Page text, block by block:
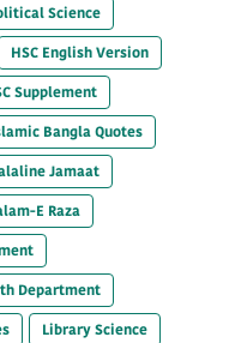
Science
HSC English Version
Supplement
Bangla Quotes
Jamaat
E Raza
Department
Library Science